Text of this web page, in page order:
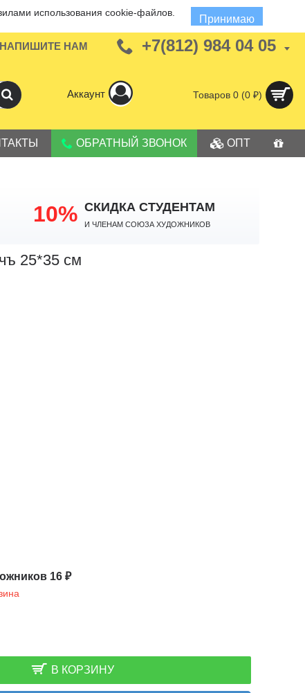
использования cookie-файлов.
Принимаю
НАПИШИТЕ НАМ +7(812) 984 04 05
Аккаунт Товаров 0 (0 ₽)
ОБРАТНЫЙ ЗВОНОК ОПТ
10% СКИДКА СТУДЕНТАМ
И членам Союза Художников
25*35 см
16 ₽
В КОРЗИНУ